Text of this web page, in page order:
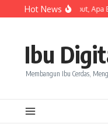
Skip to content
Hot News
Purging dan Breakout, Apa
Ibu
Membangun Ibu Cerdas,